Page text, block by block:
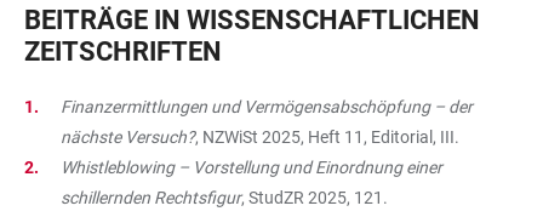
BEITRÄGE IN WISSENSCHAFTLICHEN
ZEITSCHRIFTEN
Finanzermittlungen und Vermögensabschöpfung – der
nächste Versuch?, NZWiSt 2025, Heft 11, Editorial, III.
Whistleblowing – Vorstellung und Einordnung einer
schillernden Rechtsfigur, StudZR 2025, 121.